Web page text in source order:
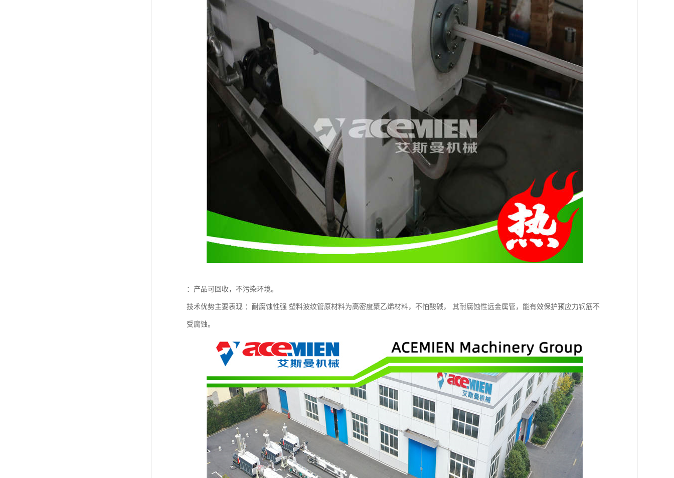
：产品可回收，不污染环境。
技术优势主要表现 ：耐腐蚀性强 塑料波纹管原材料为高密度聚乙烯材料，不怕酸碱， 其耐腐蚀性远金属管，能有效保护预应力钢筋不
受腐蚀。